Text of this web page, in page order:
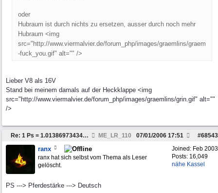
oder
Hubraum ist durch nichts zu ersetzen, ausser durch noch mehr
Hubraum <img
src="http://www.viermalvier.de/forum_php/images/graemlins/graem
-fuck_you.gif" alt="" />
Lieber V8 als 16V
Stand bei meinem damals auf der Heckklappe <img
src="http://www.viermalvier.de/forum_php/images/graemlins/grin.gif" alt=""
/>
Re: 1 Ps = 1.0138697343479603 HP ME_LR_110 #68543
07/01/2006 17:51
Joined: Feb 2003
Posts: 16,049
nähe Kassel
ranx
ranx hat sich selbst vom Thema als Leser
gelöscht.
PS ---> Pferdestärke ---> Deutsch